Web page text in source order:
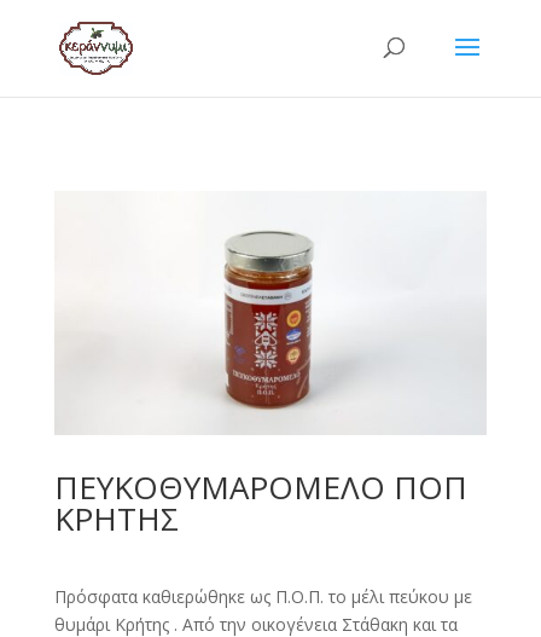
ΠΕΥΚΟΘΥΜΑΡΟΜΕΛΟ ΠΟΠ
ΚΡΗΤΗΣ
Πρόσφατα καθιερώθηκε ως Π.Ο.Π. το μέλι πεύκου με
θυμάρι Κρήτης . Από την οικογένεια Στάθακη και τα